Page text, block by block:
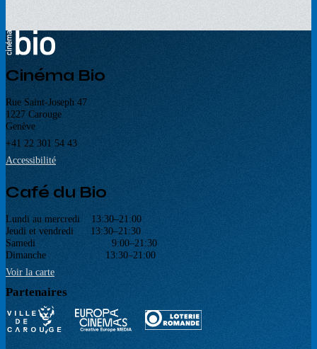
Cinéma Bio
Rue Saint-Joseph 47
1227 Carouge
Genève
+41 22 301 54 43
Accessibilité
Café du Bio
Lundi au mercredi 13:30–21:00
Jeudi et vendredi 13:30–21:30
Samedi 9:00–21:30
Dimanche 13:30–21:00
Voir la carte
Partenaires